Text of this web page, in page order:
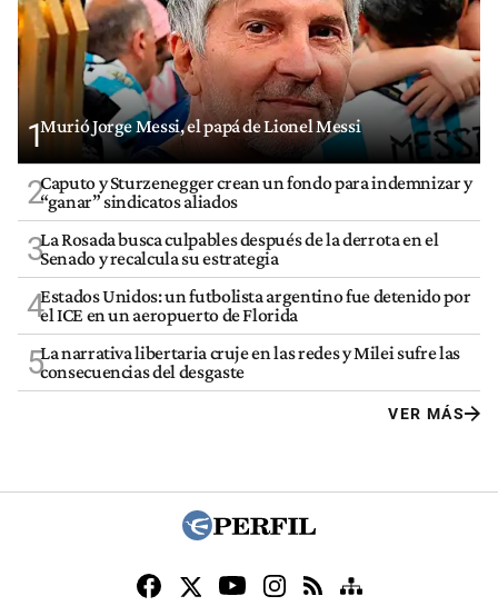
1Murió Jorge Messi, el papá de Lionel Messi
2Caputo y Sturzenegger crean un fondo para indemnizar y
“ganar” sindicatos aliados
3La Rosada busca culpables después de la derrota en el
Senado y recalcula su estrategia
4Estados Unidos: un futbolista argentino fue detenido por
el ICE en un aeropuerto de Florida
5La narrativa libertaria cruje en las redes y Milei sufre las
consecuencias del desgaste
VER MÁS